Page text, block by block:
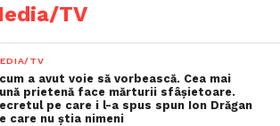
TV
TV
a avut voie să vorbească. Cea mai
prietenă face mărturii sfâşietoare.
pe care i l-a spus spun Ion Drăgan
care nu știa nimeni